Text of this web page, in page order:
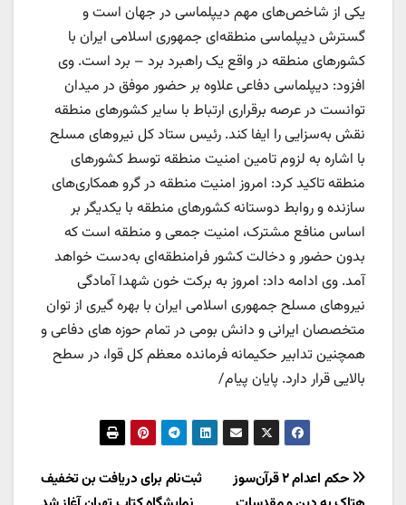
یکی از شاخص‌های مهم دیپلماسی در جهان است و
گسترش دیپلماسی منطقه‌ای جمهوری اسلامی ایران با
کشورهای منطقه در واقع یک راهبرد برد – برد است. وی
افزود: دیپلماسی دفاعی علاوه بر حضور موفق در میدان
توانست در عرصه برقراری ارتباط با سایر کشورهای منطقه
نقش به‌سزایی را ایفا کند. رئیس ستاد کل نیروهای مسلح
با اشاره به لزوم تامین امنیت منطقه توسط کشورهای
منطقه تاکید کرد: امروز امنیت منطقه‌ در گرو همکاری‌های
سازنده و روابط دوستانه کشورهای منطقه با یکدیگر بر
اساس منافع مشترک، امنیت جمعی و منطقه است که
بدون حضور و دخالت کشور فرامنطقه‌ای به‌دست خواهد
آمد. وی ادامه داد: امروز به برکت خون شهدا آمادگی
نیروهای مسلح جمهوری اسلامی ایران با بهره گیری از توان
متخصصان ایرانی و دانش بومی در تمام حوزه های دفاعی و
همچنین تدابیر حکیمانه فرمانده معظم کل قوا، در سطح
بالایی قرار دارد. پایان پیام/
راهبری
ثبت‌نام برای دریافت بن تخفیف
حکم اعدام ۲ قرآن‌سوز